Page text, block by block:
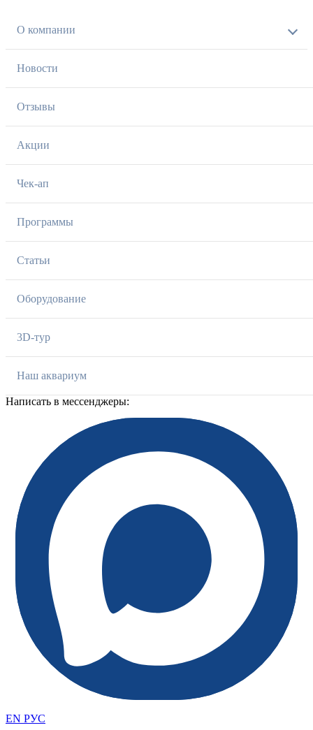
О компании
Новости
Отзывы
Акции
Чек-ап
Программы
Статьи
Оборудование
3D-тур
Наш аквариум
Написать в мессенджеры:
EN РУС